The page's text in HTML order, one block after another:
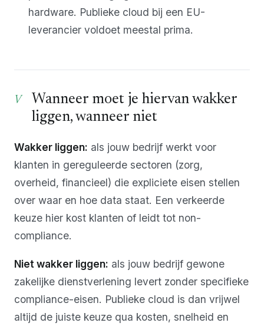
hardware. Publieke cloud bij een EU-
leverancier voldoet meestal prima.
Wanneer moet je hiervan wakker
liggen, wanneer niet
Wakker liggen: als jouw bedrijf werkt voor
klanten in gereguleerde sectoren (zorg,
overheid, financieel) die expliciete eisen stellen
over waar en hoe data staat. Een verkeerde
keuze hier kost klanten of leidt tot non-
compliance.
Niet wakker liggen: als jouw bedrijf gewone
zakelijke dienstverlening levert zonder specifieke
compliance-eisen. Publieke cloud is dan vrijwel
altijd de juiste keuze qua kosten, snelheid en